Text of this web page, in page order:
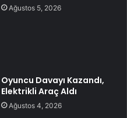
Ağustos 5, 2026
Oyuncu Davayı Kazandı,
Elektrikli Araç Aldı
Ağustos 4, 2026